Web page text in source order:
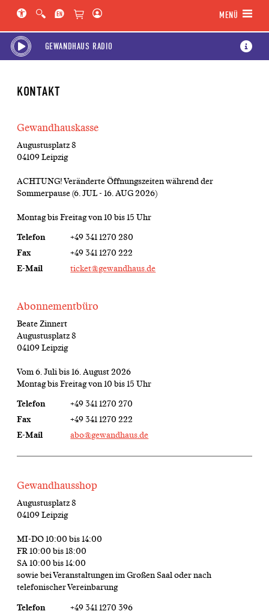
MENÜ
GEWANDHAUS RADIO
KONTAKT
Gewandhauskasse
Augustusplatz 8
04109 Leipzig
ACHTUNG! Veränderte Öffnungszeiten während der
Sommerpause (6. JUL - 16. AUG 2026)
Montag bis Freitag von 10 bis 15 Uhr
Telefon
+49 341 1270 280
Fax
+49 341 1270 222
E-Mail
ticket@gewandhaus.de
Abonnementbüro
Beate Zinnert
Augustusplatz 8
04109 Leipzig
Vom 6. Juli bis 16. August 2026
Montag bis Freitag von 10 bis 15 Uhr
Telefon
+49 341 1270 270
Fax
+49 341 1270 222
E-Mail
abo@gewandhaus.de
Gewandhausshop
Augustusplatz 8
04109 Leipzig
MI-DO 10:00 bis 14:00
FR 10:00 bis 18:00
SA 10:00 bis 14:00
sowie bei Veranstaltungen im Großen Saal oder nach
telefonischer Vereinbarung
Telefon
+49 341 1270 396